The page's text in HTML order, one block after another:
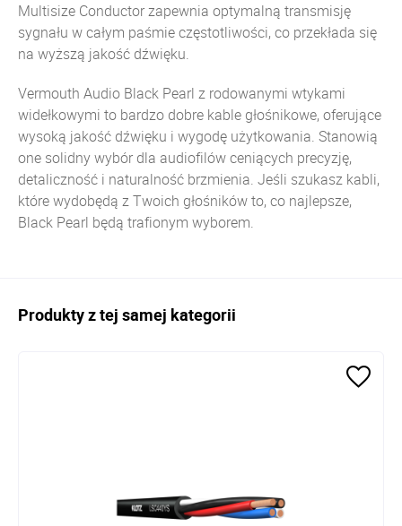
Multisize Conductor zapewnia optymalną transmisję
sygnału w całym paśmie częstotliwości, co przekłada się
na wyższą jakość dźwięku.
Vermouth Audio Black Pearl z rodowanymi wtykami
widełkowymi to bardzo dobre kable głośnikowe, oferujące
wysoką jakość dźwięku i wygodę użytkowania. Stanowią
one solidny wybór dla audiofilów ceniących precyzję,
detaliczność i naturalność brzmienia. Jeśli szukasz kabli,
które wydobędą z Twoich głośników to, co najlepsze,
Black Pearl będą trafionym wyborem.
Produkty z tej samej kategorii